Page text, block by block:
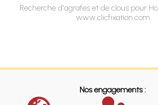
Recherche d'agrafes et de clous pour
www.clicfixation.com
Nos engagements :